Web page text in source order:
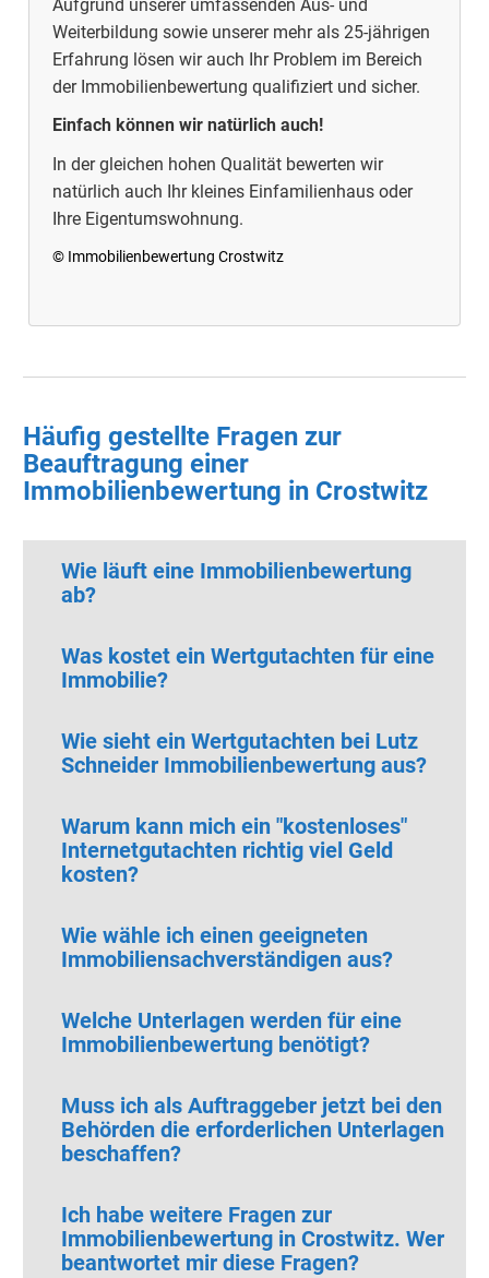
Aufgrund unserer umfassenden Aus- und
Weiterbildung sowie unserer mehr als 25-jährigen
Erfahrung lösen wir auch Ihr Problem im Bereich
der Immobilienbewertung qualifiziert und sicher.
Einfach können wir natürlich auch!
In der gleichen hohen Qualität bewerten wir
natürlich auch Ihr kleines Einfamilienhaus oder
Ihre Eigentumswohnung.
© Immobilienbewertung Crostwitz
Häufig gestellte Fragen zur
Beauftragung einer
Immobilienbewertung in Crostwitz
Wie läuft eine Immobilienbewertung
ab?
Was kostet ein Wertgutachten für eine
Immobilie?
Wie sieht ein Wertgutachten bei Lutz
Schneider Immobilienbewertung aus?
Warum kann mich ein "kostenloses"
Internetgutachten richtig viel Geld
kosten?
Wie wähle ich einen geeigneten
Immobiliensachverständigen aus?
Welche Unterlagen werden für eine
Immobilienbewertung benötigt?
Muss ich als Auftraggeber jetzt bei den
Behörden die erforderlichen Unterlagen
beschaffen?
Ich habe weitere Fragen zur
Immobilienbewertung in Crostwitz. Wer
beantwortet mir diese Fragen?